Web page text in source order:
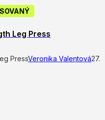
Leg Press
PressVeronika Valentová27.